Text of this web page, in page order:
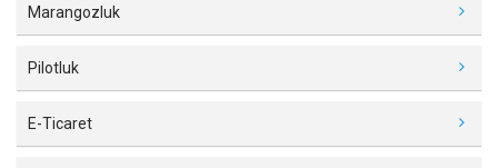
Marangozluk
Pilotluk
E-Ticaret